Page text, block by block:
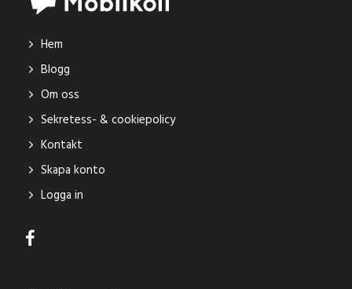
Hem
Blogg
Om oss
Sekretess- & cookiepolicy
Kontakt
Skapa konto
Logga in